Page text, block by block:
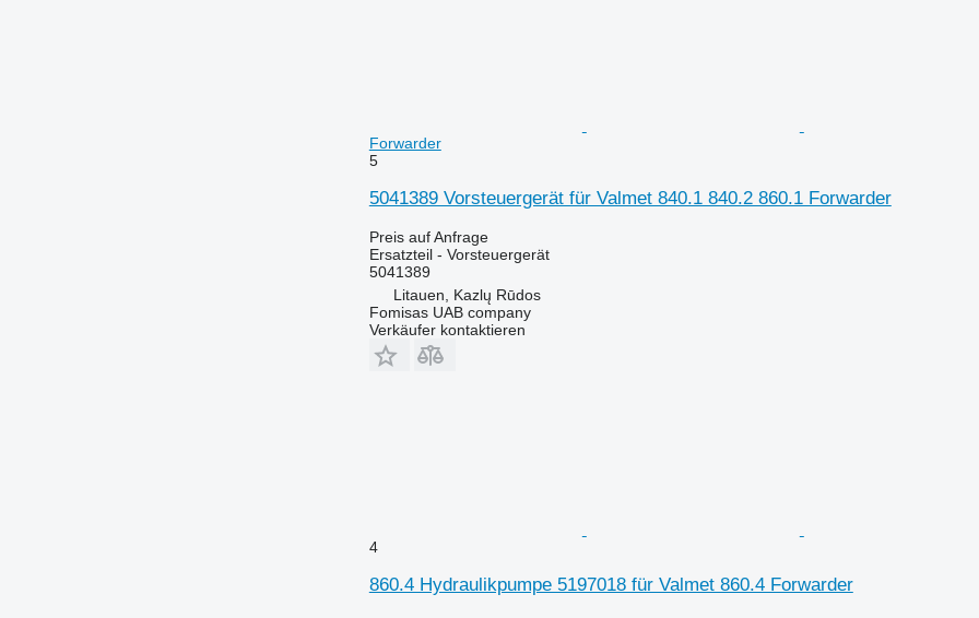
Forwarder
5
5041389 Vorsteuergerät für Valmet 840.1 840.2 860.1 Forwarder
Preis auf Anfrage
Ersatzteil - Vorsteuergerät
5041389
Litauen, Kazlų Rūdos
Fomisas UAB company
Verkäufer kontaktieren
4
860.4 Hydraulikpumpe 5197018 für Valmet 860.4 Forwarder